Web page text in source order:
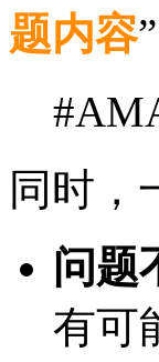
题内容
同时，
问题
有可